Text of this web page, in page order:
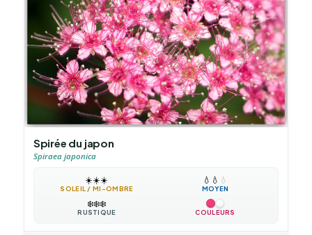
Spirée du japon
Spiraea japonica
☀️☀️☀️
SOLEIL / MI-OMBRE
💧 💧 💧
MOYEN
❄️❄️❄️
RUSTIQUE COULEURS